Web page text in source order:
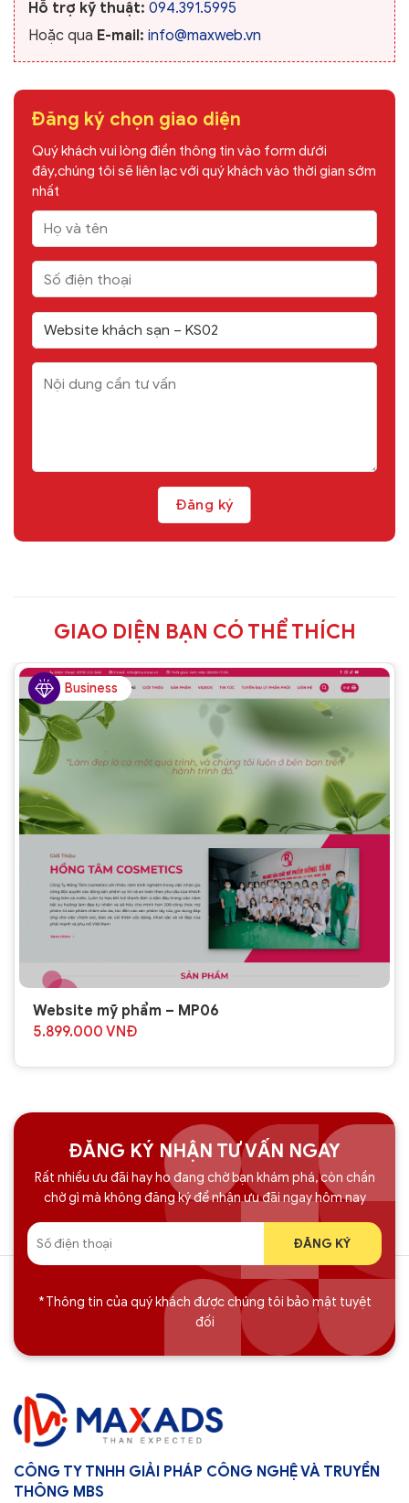
Hỗ trợ kỹ thuật: 094.391.5995
Hoặc qua E-mail: info@maxweb.vn
Đăng ký chọn giao diện
Quý khách vui lòng điền thông tin vào form dưới
đây,chúng tôi sẽ liên lạc với quý khách vào thời gian sớm
nhất
GIAO DIỆN BẠN CÓ THỂ THÍCH
Business
Website mỹ phẩm – MP06
5.899.000 VNĐ
ĐĂNG KÝ NHẬN TƯ VẤN NGAY
Rất nhiều ưu đãi hay ho đang chờ bạn khám phá, còn chần
chờ gì mà không đăng ký để nhận ưu đãi ngay hôm nay
* Thông tin của quý khách được chúng tôi bảo mật tuyệt
đối
CÔNG TY TNHH GIẢI PHÁP CÔNG NGHỆ VÀ TRUYỀN
THÔNG MBS